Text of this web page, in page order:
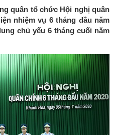
quân tổ chức Hội nghị quân
nhiệm vụ 6 tháng đầu năm
chủ yếu 6 tháng cuối năm